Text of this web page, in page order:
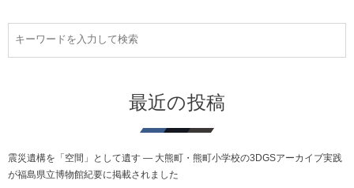
最近の投稿
震災遺構を「空間」として遺す ― 大熊町・熊町小学校の3DGSアーカイブ実践
が福島県立博物館紀要に掲載されました